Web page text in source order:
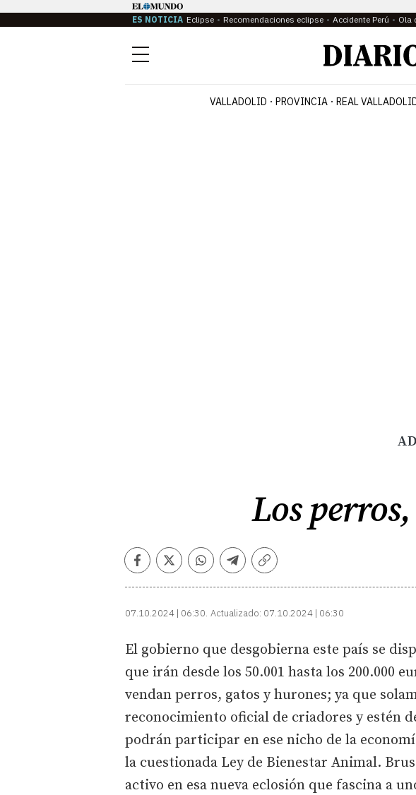
ES NOTICIA Eclipse Recomendaciones eclipse Accidente Perú Ola
Menú
VALLADOLID PROVINCIA REAL
Los
Facebook
TwitterWhatsapp
Telegram
Copiar
07.10.2024 | 06:30 Actualizado: 07.10.2024 | 06:30
El gobierno que desgobierna este país se
que irán desde los 50.001 hasta los 200.000
vendan perros, gatos y hurones; ya que
reconocimiento oficial de criadores y estén
podrán participar en ese nicho de la
la cuestionada Ley de Bienestar Animal.
activo en esa nueva eclosión que fascina a